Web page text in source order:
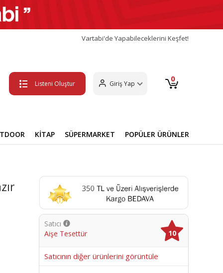
Vartabi'de Yapabileceklerini Keşfet!
Listeni Oluştur Giriş Yap 0
KİTAP SÜPERMARKET POPÜLER ÜRÜNLER
Satıcı
Aişe Tesettür
10
Satıcının diğer ürünlerini görüntüle